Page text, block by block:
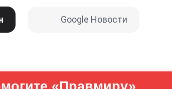
Google Новости